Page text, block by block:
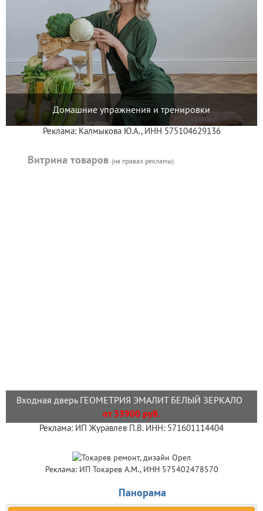
Домашние упражнения и тренировки
Реклама: Калмыкова Ю.А., ИНН 575104629136
Витрина товаров (на правах рекламы)
Входная дверь ГЕОМЕТРИЯ ЭМАЛИТ БЕЛЫЙ ЗЕРКАЛО
от 33900 руб.
Реклама: ИП Журавлев П.В. ИНН: 571601114404
Реклама: ИП Токарев А.М., ИНН 575402478570
Панорама